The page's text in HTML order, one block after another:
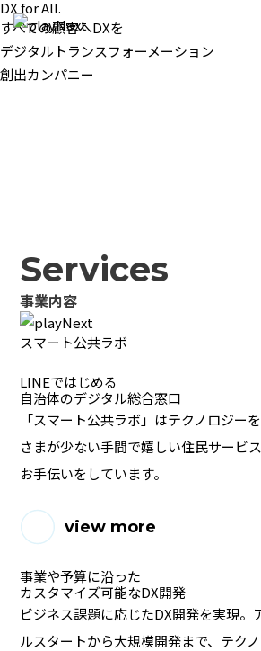
DX for All.
すべての顧客へDXを
デジタルトランスフォーメーション
創出カンパニー
Services
事業内容
スマート公共ラボ
LINEではじめる
自治体のデジタル総合窓口
「スマート公共ラボ」はテクノロジー
さまが少ない手間で嬉しい住民サービ
お手伝いをしています。
view more
事業や予算に沿った
カスタマイズ可能なDX開発
ビジネス課題に応じたDX開発を実現。
ルスタートから大規模開発まで、テク